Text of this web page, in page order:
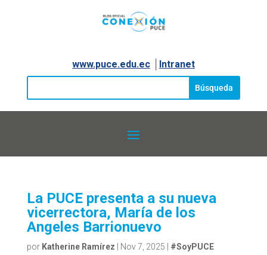
www.puce.edu.ec│ Intranet
La PUCE presenta a su nueva
vicerrectora, María de los
Angeles Barrionuevo
por Katherine Ramírez Nov 7, 2025 #SoyPUCE